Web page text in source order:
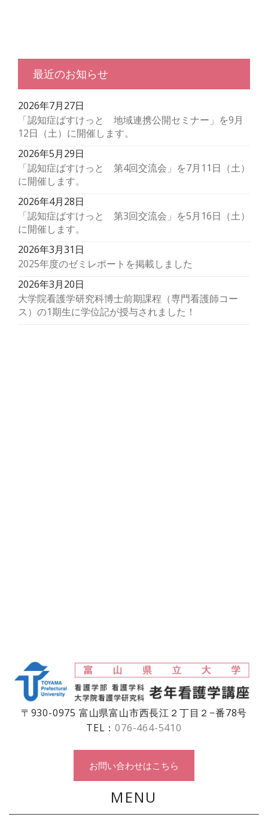
最近のお知らせ
2026年7月27日
「認知症ばすけっと 地域連携公開セミナー」を9月
12日（土）に開催します。
2026年5月29日
「認知症ばすけっと 第4回交流会」を7月11日（土）
に開催します。
2026年4月28日
「認知症ばすけっと 第3回交流会」を5月16日（土）
に開催します。
2026年3月31日
2025年度のゼミレポートを掲載しました
2026年3月20日
大学院看護学研究科博士前期課程（専門看護師コー
ス）の1期生に学位記が授与されました！
〒930-0975 富山県富山市西長江２丁目２−番78号
TEL：076-464-5410
お問い合わせはこちら
MENU